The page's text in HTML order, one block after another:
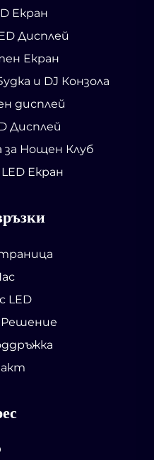
Екран
Дисплей
Екран
и DJ Конзола
дисплей
Дисплей
за Нощен Клуб
Екран
LED